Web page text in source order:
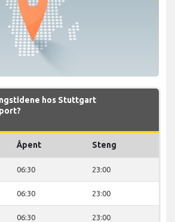
hos Stuttgart
Åpent Steng
06:30 23:00
06:30 23:00
06:30 23:00